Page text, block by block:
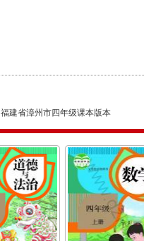
福建省漳州市四年级课本版本